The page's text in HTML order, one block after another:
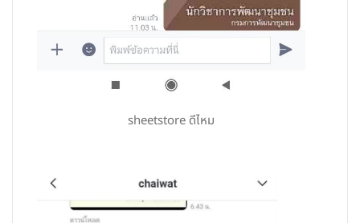
sheetstore ดีไหม